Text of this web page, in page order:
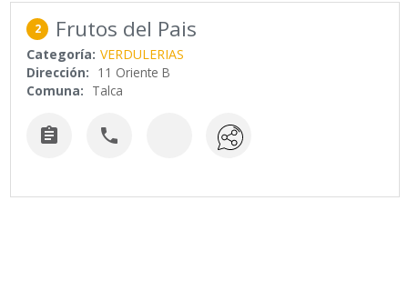
2 Frutos del Pais
Categoría: VERDULERIAS
Dirección: 11 Oriente B
Comuna: Talca
 